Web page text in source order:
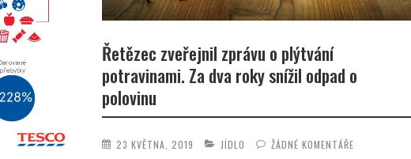
Řetězec zveřejnil zprávu o plýtvání
potravinami. Za dva roky snížil odpad o
polovinu
23 KVĚTNA, 2019 JÍDLO ŽÁDNÉ KOMENTÁŘE